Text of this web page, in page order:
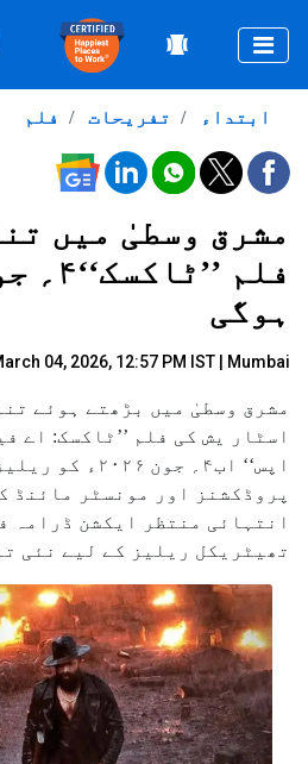
فلم تفریحات ابتداء
مشرق وسطیٰ میں
فلم
ہوگی
04, 2026, 12:57 PM IST | Mumbai
مشرق وسطیٰ میں بڑھتے ہوئے
اسٹار یش کی فلم ’’ٹاکسک: اے
اپس‘‘ اب۴؍ جون
پروڈکشنز اور مونسٹر مائنڈ
انتہائی منتظر ایکشن ڈرامہ
تھیٹریکل ریلیز کے لیے نئی